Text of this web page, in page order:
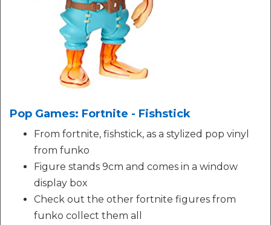
Pop Games: Fortnite - Fishstick
From fortnite, fishstick, as a stylized pop vinyl
from funko
Figure stands 9cm and comes in a window
display box
Check out the other fortnite figures from
funko collect them all